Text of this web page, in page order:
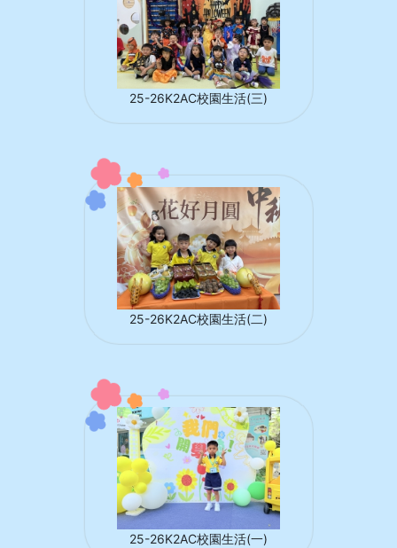
25-26K2AC校園生活(三)
25-26K2AC校園生活(二)
25-26K2AC校園生活(一)